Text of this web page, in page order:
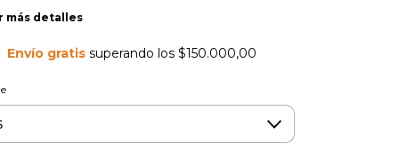
más detalles
Envío gratis superando los $150.000,00